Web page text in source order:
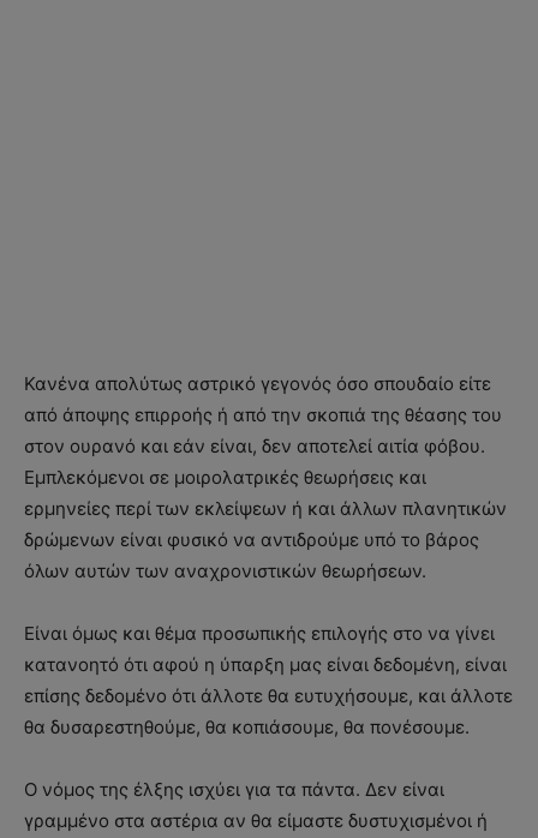
Κανένα απολύτως αστρικό γεγονός όσο σπουδαίο είτε
από άποψης επιρροής ή από την σκοπιά της θέασης του
στον ουρανό και εάν είναι, δεν αποτελεί αιτία φόβου.
Εμπλεκόμενοι σε μοιρολατρικές θεωρήσεις και
ερμηνείες περί των εκλείψεων ή και άλλων πλανητικών
δρώμενων είναι φυσικό να αντιδρούμε υπό το βάρος
όλων αυτών των αναχρονιστικών θεωρήσεων.
Είναι όμως και θέμα προσωπικής επιλογής στο να γίνει
κατανοητό ότι αφού η ύπαρξη μας είναι δεδομένη, είναι
επίσης δεδομένο ότι άλλοτε θα ευτυχήσουμε, και άλλοτε
θα δυσαρεστηθούμε, θα κοπιάσουμε, θα πονέσουμε.
Ο νόμος της έλξης ισχύει για τα πάντα. Δεν είναι
γραμμένο στα αστέρια αν θα είμαστε δυστυχισμένοι ή